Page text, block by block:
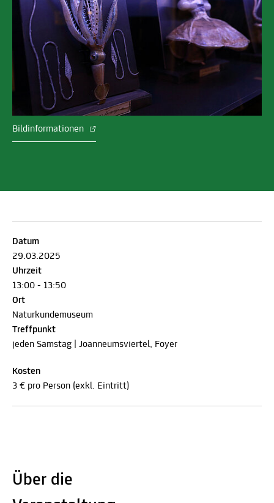
Bildinformationen
Datum
29.03.2025
Uhrzeit
13:00 - 13:50
Ort
Naturkundemuseum
Treffpunkt
jeden Samstag | Joanneumsviertel, Foyer
Kosten
3 € pro Person (exkl. Eintritt)
Über die